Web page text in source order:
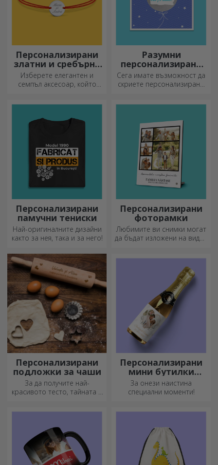
Персонализирани
златни и сребърни
гривни
Изберете елегантен и
семпъл аксесоар, който
Разумни
персонализирани
поздравителни
картички и
картички
Сега имате възможност да
скриете персонализирано
Персонализирани
памучни тениски
Най-оригиналните дизайни
както за нея, така и за него!
Персонализирани
фоторамки
Любимите ви снимки могат
да бъдат изложени на видно
Персонализирани
подложки за чаши
За да получите най-
красивото тесто, тайната е
божествено вкусни!
Персонализирани
мини бутилки
пенливо вино
За онези наистина
специални моменти!